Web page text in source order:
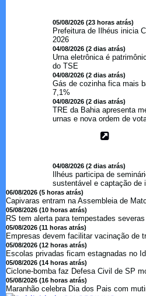
05/08/2026 (23 horas atrás)
Prefeitura de Ilhéus inicia
2026
04/08/2026 (2 dias atrás)
Urna eletrônica é
do TSE
04/08/2026 (2 dias atrás)
Gás de cozinha fica mais
7,1%
04/08/2026 (2 dias atrás)
TRE da Bahia apresenta
urnas e nova ordem de
04/08/2026 (2 dias atrás)
Ilhéus participa de
sustentável e captação de
06/08/2026 (5 horas atrás)
Capivaras entram na Assembleia de
05/08/2026 (10 horas atrás)
RS tem alerta para tempestades severas
05/08/2026 (11 horas atrás)
Empresas devem facilitar vacinação de
05/08/2026 (12 horas atrás)
Escolas privadas ficam estagnadas no
05/08/2026 (14 horas atrás)
Ciclone-bomba faz Defesa Civil de SP
05/08/2026 (16 horas atrás)
Maranhão celebra Dia dos Pais com